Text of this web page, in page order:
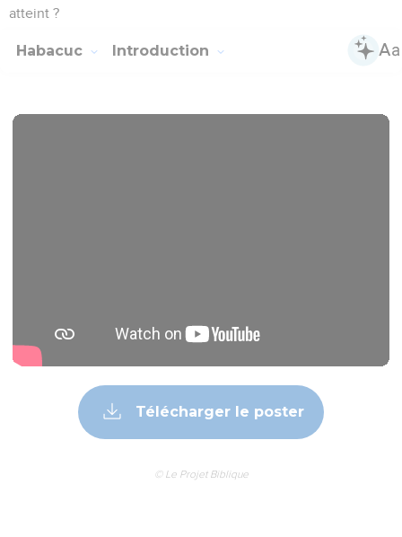
atteint ?
Habacuc Introduction
Télécharger le poster
© Le Projet Biblique